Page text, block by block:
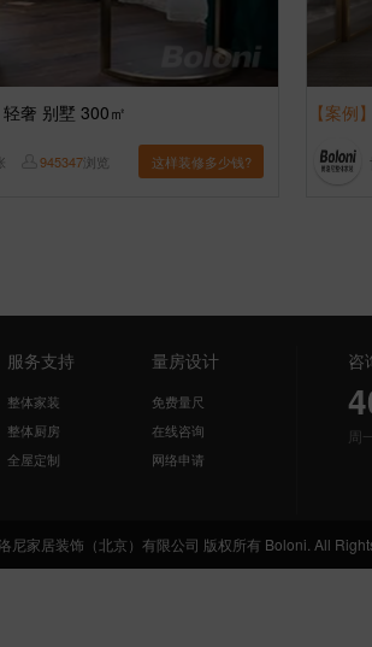
轻奢 别墅 300㎡
945347浏览 这样装修多少钱?
【案例
服务支持
整体家装
整体厨房
全屋定制
量房设计
免费量尺
在线咨询
网络申请
咨
周
尼家居装饰（北京）有限公司 版权所有 Boloni. All